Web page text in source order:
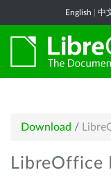
English 中
Download /
LibreOffice